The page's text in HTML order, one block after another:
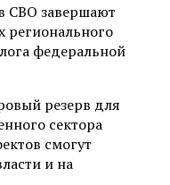
СВО завершают
регионального
федеральной
резерв для
сектора
смогут
и на